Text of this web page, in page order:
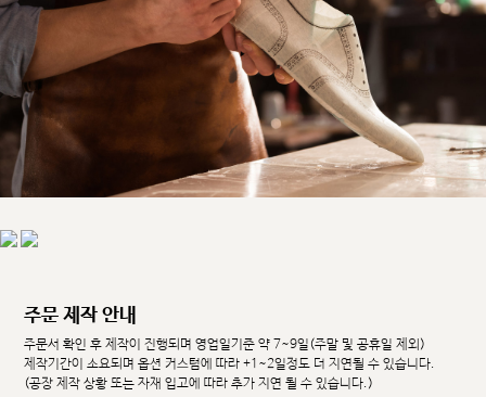
주문 제작 안내
주문서 확인 후 제작이 진행되며 영업일기준 약 7~9일(주말 및 공휴일 제외)
제작기간이 소요되며 옵션 커스텀에 따라 +1~2일정도 더 지연될 수 있습니다.
(공장 제작 상황 또는 자재 입고에 따라 추가 지연 될 수 있습니다.)